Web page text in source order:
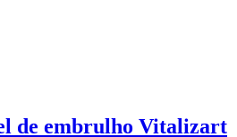
de embrulho Vitalizart